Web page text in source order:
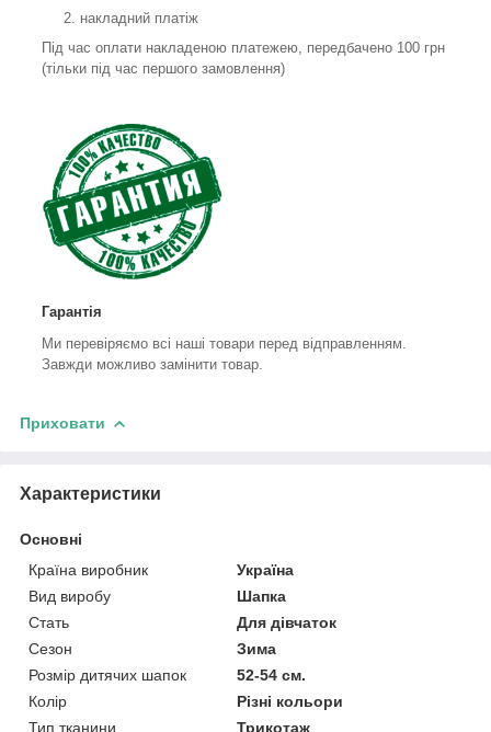
накладний платіж
Під час оплати накладеною платежею, передбачено 100 грн
(тільки під час першого замовлення)
Гарантія
Ми перевіряємо всі наші товари перед відправленням.
Завжди можливо замінити товар.
Приховати
Характеристики
Основні
Країна виробник
Україна
Вид виробу
Шапка
Стать
Для дівчаток
Сезон
Зима
Розмір дитячих шапок
52-54 см.
Колір
Різні кольори
Тип тканини
Трикотаж